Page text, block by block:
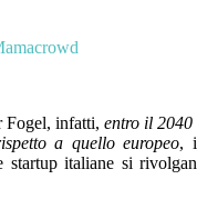
Fogel, infatti, entro il 2040
a quello europeo,
startup italiane si